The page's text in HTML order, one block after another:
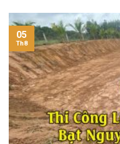
05
Th8